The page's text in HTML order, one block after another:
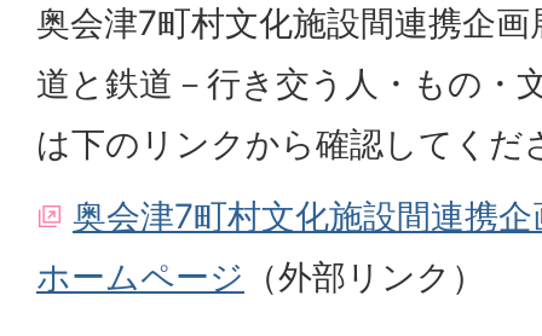
奥会津7町村文化施設間連携企
道と鉄道－行き交う人・もの・
は下のリンクから確認してくだ
奥会津7町村文化施設間連携
ホームページ （外部リンク）